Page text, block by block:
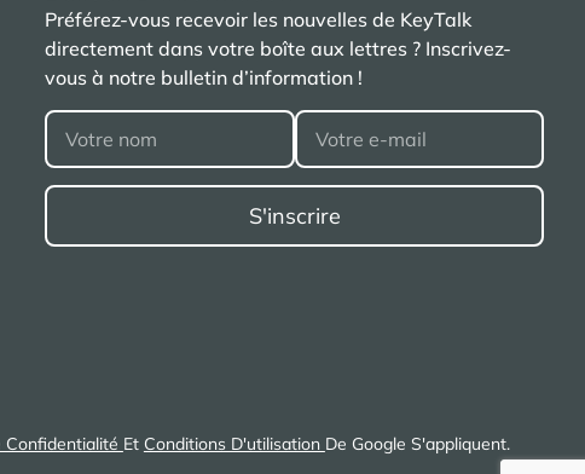
Préférez-vous recevoir les nouvelles de KeyTalk
directement dans votre boîte aux lettres ? Inscrivez-
vous à notre bulletin d’information !
Confidentialité Et Conditions D'utilisation De Google S'appliquent.